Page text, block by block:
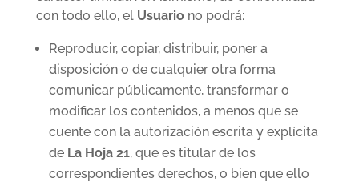
con todo ello, el Usuariono podrá:
Reproducir, copiar, distribuir, poner a
disposición o de cualquier otra forma
comunicar públicamente, transformar o
modificar los contenidos, a menos que se
cuente con la autorización escrita y explícita
de La Hoja 21, que es titular de los
correspondientes derechos, o bien que ello